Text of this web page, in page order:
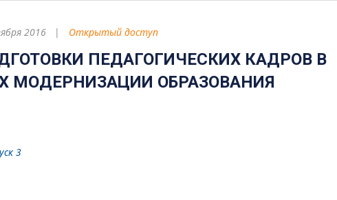
2016 Открытый доступ
ПЕДАГОГИЧЕСКИХ КАДРОВ В
МОДЕРНИЗАЦИИ ОБРАЗОВАНИЯ
3